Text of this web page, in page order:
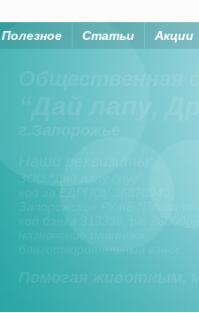
Полезное Статьи Акции
Помогая